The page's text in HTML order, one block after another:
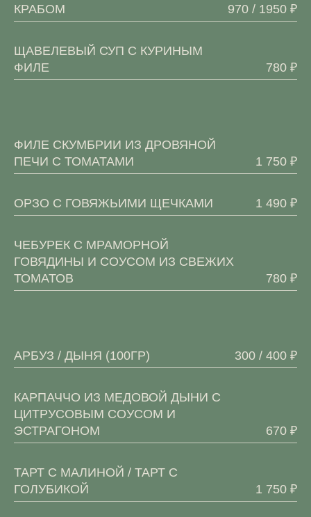
КРАБОМ
970 / 1950 ₽
ЩАВЕЛЕВЫЙ СУП С КУРИНЫМ
ФИЛЕ
780 ₽
ФИЛЕ СКУМБРИИ ИЗ ДРОВЯНОЙ
ПЕЧИ С ТОМАТАМИ
1 750 ₽
ОРЗО С ГОВЯЖЬИМИ ЩЕЧКАМИ 1 490 ₽
ЧЕБУРЕК С МРАМОРНОЙ
ГОВЯДИНЫ И СОУСОМ ИЗ СВЕЖИХ
ТОМАТОВ
780 ₽
АРБУЗ / ДЫНЯ (100ГР) 300 / 400 ₽
КАРПАЧЧО ИЗ МЕДОВОЙ ДЫНИ С
ЦИТРУСОВЫМ СОУСОМ И
ЭСТРАГОНОМ
670 ₽
ТАРТ С МАЛИНОЙ / ТАРТ С
ГОЛУБИКОЙ
1 750 ₽